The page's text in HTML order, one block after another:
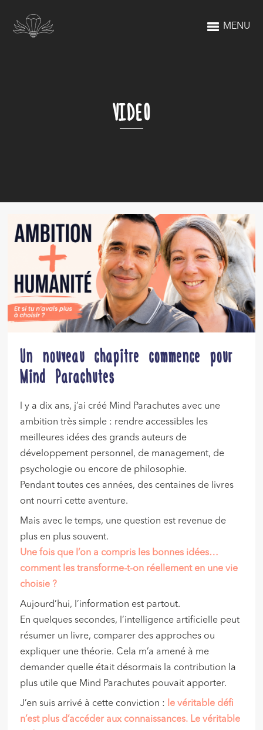
MENU
VIDEO
Un nouveau chapitre commence pour
Mind Parachutes
l y a dix ans, j’ai créé Mind Parachutes avec une
ambition très simple : rendre accessibles les
meilleures idées des grands auteurs de
développement personnel, de management, de
psychologie ou encore de philosophie.
Pendant toutes ces années, des centaines de livres
ont nourri cette aventure.
Mais avec le temps, une question est revenue de
plus en plus souvent.
Une fois que l’on a compris les bonnes idées…
comment les transforme-t-on réellement en une vie
choisie ?
Aujourd’hui, l’information est partout.
En quelques secondes, l’intelligence artificielle peut
résumer un livre, comparer des approches ou
expliquer une théorie. Cela m’a amené à me
demander quelle était désormais la contribution la
plus utile que Mind Parachutes pouvait apporter.
J’en suis arrivé à cette conviction : le véritable défi
n’est plus d’accéder aux connaissances. Le véritable